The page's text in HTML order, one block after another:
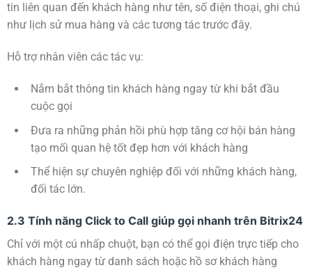
tin liên quan đến khách hàng như tên, số điện thoại, ghi chú
như lịch sử mua hàng và các tương tác trước đây.
Hỗ trợ nhân viên các tác vụ:
Nắm bắt thông tin khách hàng ngay từ khi bắt đầu
cuộc gọi
Đưa ra những phản hồi phù hợp tăng cơ hội bán hàng
tạo mối quan hệ tốt đẹp hơn với khách hàng
Thể hiện sự chuyên nghiệp đối với những khách hàng,
đối tác lớn.
2.3 Tính năng Click to Call giúp gọi nhanh trên Bitrix24
Chỉ với một cú nhấp chuột, bạn có thể gọi điện trực tiếp cho
khách hàng ngay từ danh sách hoặc hồ sơ khách hàng